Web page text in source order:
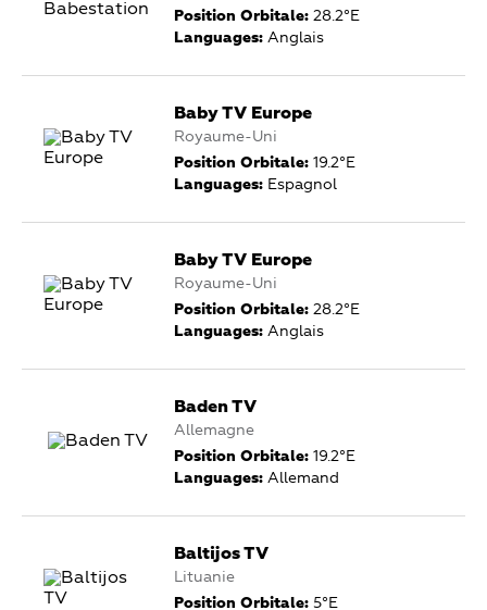
Position Orbitale: 28.2°E
Languages: Anglais
Baby TV Europe
Royaume-Uni
Position Orbitale: 19.2°E
Languages: Espagnol
Baby TV Europe
Royaume-Uni
Position Orbitale: 28.2°E
Languages: Anglais
Baden TV
Allemagne
Position Orbitale: 19.2°E
Languages: Allemand
Baltijos TV
Lituanie
Position Orbitale: 5°E